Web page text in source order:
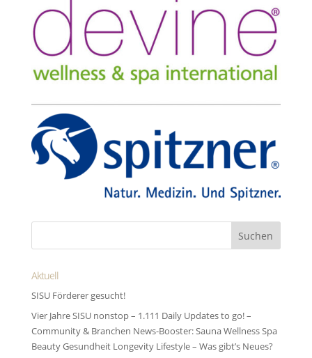
Aktuell
SISU Förderer gesucht!
Vier Jahre SISU nonstop – 1.111 Daily Updates to go! –
Community & Branchen News-Booster: Sauna Wellness Spa
Beauty Gesundheit Longevity Lifestyle – Was gibt’s Neues?